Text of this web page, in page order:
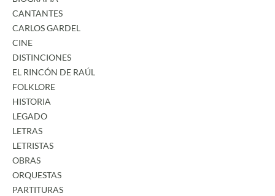
CANTANTES
CARLOS GARDEL
CINE
DISTINCIONES
EL RINCÓN DE RAÚL
FOLKLORE
HISTORIA
LEGADO
LETRAS
LETRISTAS
OBRAS
ORQUESTAS
PARTITURAS